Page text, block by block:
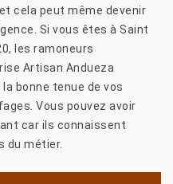
cela peut même devenir
Si vous êtes à Saint
les ramoneurs
Artisan Andueza
bonne tenue de vos
Vous pouvez avoir
car ils connaissent
du métier.